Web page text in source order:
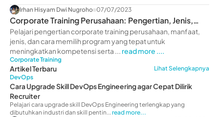
Irhan Hisyam Dwi Nugroho 07/07/2023
Corporate Training Perusahaan: Pengertian, Jenis,
Manfaat
Pelajari pengertian corporate training perusahaan, manfaat,
jenis, dan cara memilih program yang tepat untuk
meningkatkan kompetensi serta ... read more ....
Corporate Training
Artikel Terbaru
Lihat Selengkapnya
DevOps
Cara Upgrade Skill DevOps Engineering agar Cepat Dilirik
Recruiter
Pelajari cara upgrade skill DevOps Engineering terlengkap yang
dibutuhkan industri dan skill pentin...read more...